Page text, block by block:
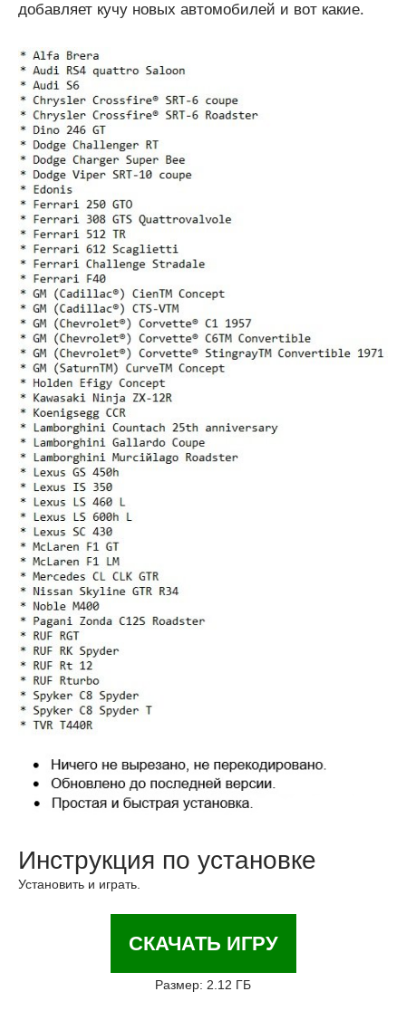
добавляет кучу новых автомобилей и вот какие.
Инструкция по установке
Установить и играть.
СКАЧАТЬ ИГРУ
Размер: 2.12 ГБ